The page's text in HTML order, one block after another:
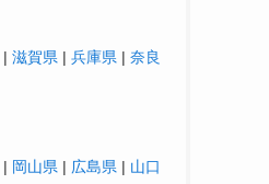
| 滋賀県 | 兵庫県 | 奈良
| 岡山県 | 広島県 | 山口